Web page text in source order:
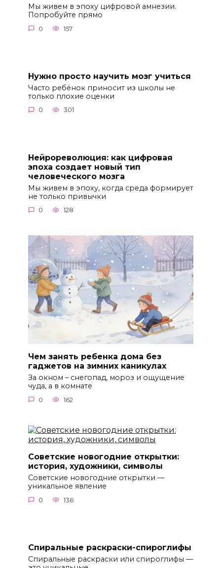
Мы живем в эпоху цифровой амнезии.
Попробуйте прямо
0 157
Нужно просто научить мозг учиться
Часто ребёнок приносит из школы не
только плохие оценки
0 301
Нейрореволюция: как цифровая
эпоха создает новый тип
человеческого мозга
Мы живем в эпоху, когда среда формирует
не только привычки
0 128
Чем занять ребенка дома без
гаджетов на зимних каникулах
За окном – снегопад, мороз и ощущение
чуда, а в комнате
0 162
Советские новогодние открытки:
история, художники, символы
Советские новогодние открытки —
уникальное явление
0 136
Спиральные раскраски-спироглифы
Спиральные раскраски или спироглифы —